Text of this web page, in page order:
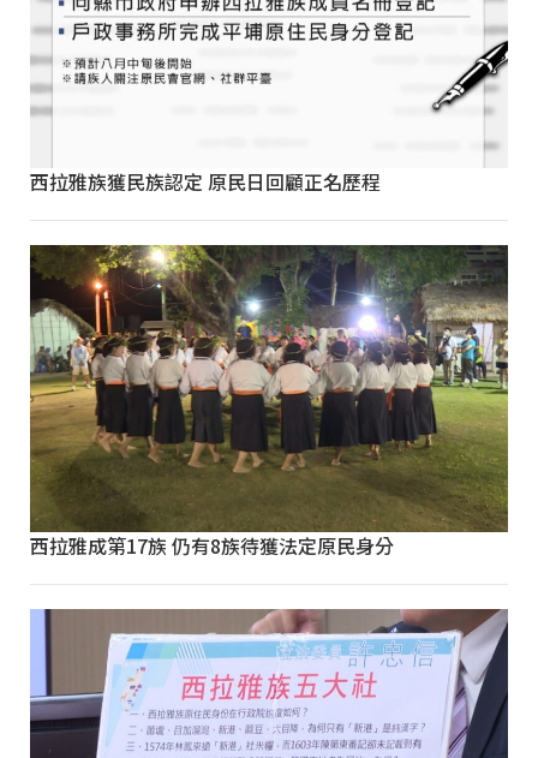
西拉雅族獲民族認定 原民日回顧正名歷程
西拉雅成第17族 仍有8族待獲法定原民身分